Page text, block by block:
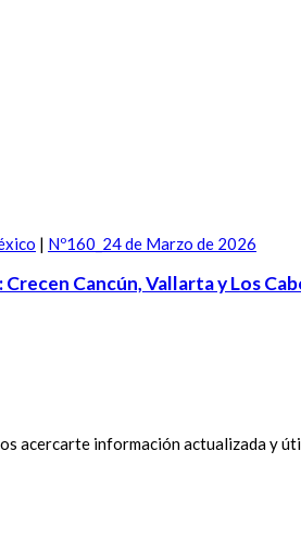
| Nº160_24 de Marzo de 2026
Cancún, Vallarta y Los
acercarte información actualizada y